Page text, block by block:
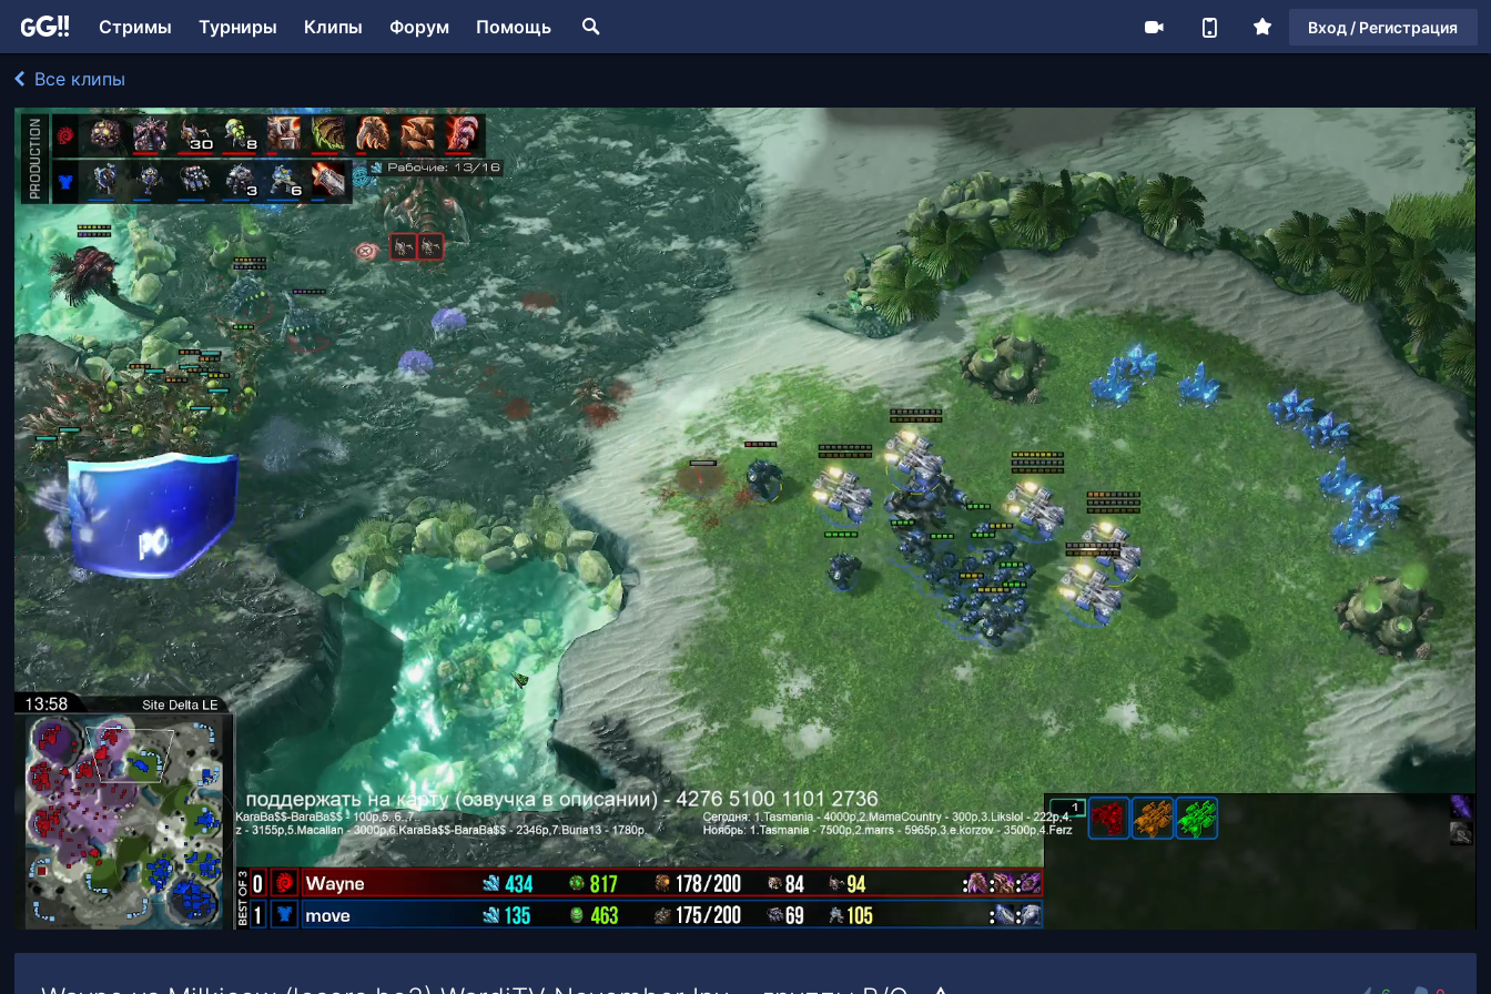
Стримы Турниры Клипы Форум Помощь Вход / Регистрация
Все клипы
Pomi играл в StarCraft II: Legacy of the Void
1986 просмотров
00:16/00:27